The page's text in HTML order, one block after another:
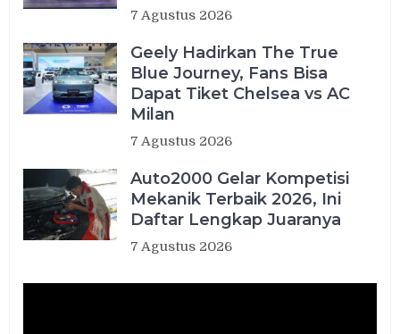
7 Agustus 2026
Geely Hadirkan The True
Blue Journey, Fans Bisa
Dapat Tiket Chelsea vs AC
Milan
7 Agustus 2026
Auto2000 Gelar Kompetisi
Mekanik Terbaik 2026, Ini
Daftar Lengkap Juaranya
7 Agustus 2026